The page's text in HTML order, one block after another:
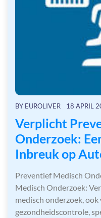
BY EUROLIVER 18 APRIL
Verplicht
Onderzoek:
Inbreuk op
Preventief Medisch
Medisch Onderzoek:
medisch onderzoek,
gezondheidscontrole,